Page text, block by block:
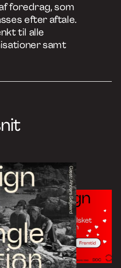
foredrag, som
efter aftale.
til alle
samt
Go